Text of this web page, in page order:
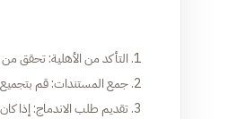
التأكد من الأهلية: تحقق
جمع المستندات: قم بتجميع
تقديم طلب الاندماج: إذا